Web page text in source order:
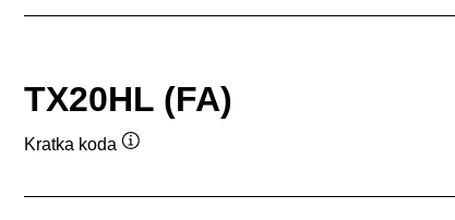
TX20HL (FA)
Kratka koda